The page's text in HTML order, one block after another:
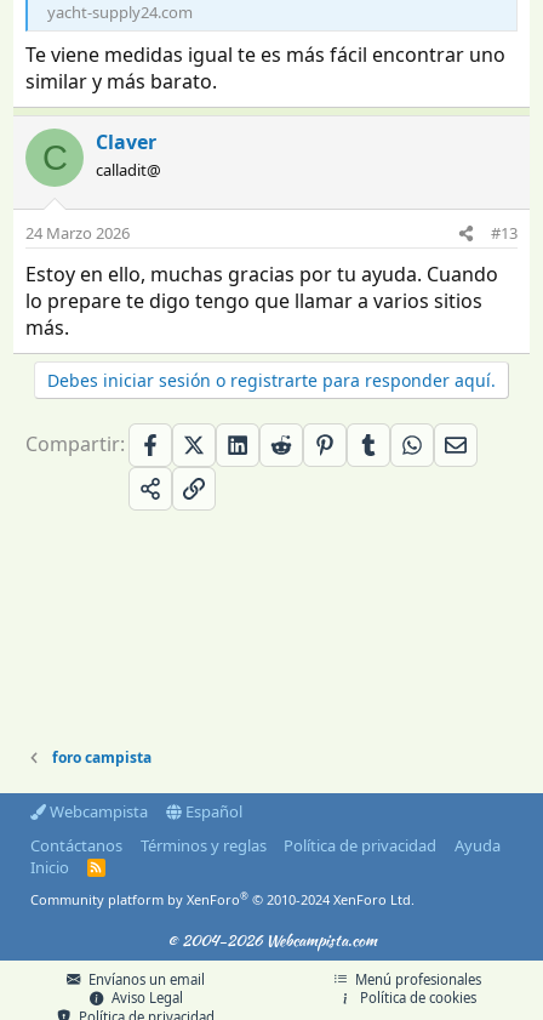
yacht-supply24.com
Te viene medidas igual te es más fácil encontrar uno
similar y más barato.
C Claver
calladit@
24 Marzo 2026 #13
Estoy en ello, muchas gracias por tu ayuda. Cuando
lo prepare te digo tengo que llamar a varios sitios
más.
Debes iniciar sesión o registrarte para responder aquí.
Compartir:
foro campista
Webcampista
Español
Contáctanos
Términos y reglas Política de privacidad
Ayuda
Inicio
R
S
Community platform by XenForo® © 2010-2024 XenForo Ltd.
© 2004-2026 Webcampista.com
Envíanos un email
Aviso Legal
Menú profesionales
Política de cookies